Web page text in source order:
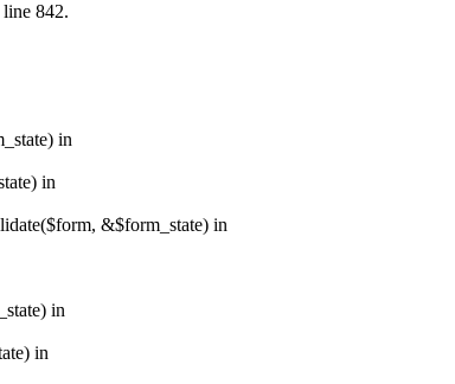
842.
in
in
&$form_state) in
in
in